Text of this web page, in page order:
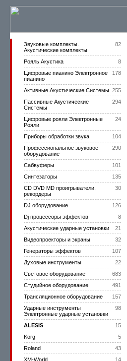
82
Звуковые комплекты.
Акустические комплекты
8
Рояль Акустика
178
Цифровые пианино Электронное
пианино
255
Активные Акустические Системы
294
Пассивные Акустические
Системы
24
Цифровые рояли Электронные
Рояли
104
Приборы обработки звука
290
Профессиональное звуковое
оборудование
101
Сабвуферы
135
Синтезаторы
30
CD DVD MD проигрыватели,
рекордеры
126
DJ оборудование
8
Dj процессоры эффектов
21
Акустические ударные установки
32
Видеопроекторы и экраны
107
Генераторы эффектов
22
Духовые инструменты
683
Световое оборудование
491
Студийное оборудование
157
Трансляционное оборудование
98
Ударные инструменты
Электронные ударные установки
15
ALESIS
5
Korg
43
Roland
14
XM-World